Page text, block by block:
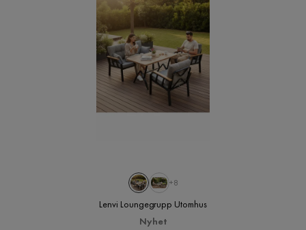
+8
Lenvi Loungegrupp Utomhus
Nyhet